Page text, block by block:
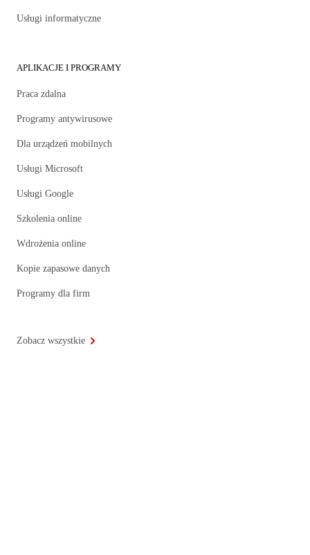
Usługi informatyczne
APLIKACJE I PROGRAMY
Praca zdalna
Programy antywirusowe
Dla urządzeń mobilnych
Usługi Microsoft
Usługi Google
Szkolenia online
Wdrożenia online
Kopie zapasowe danych
Programy dla firm
Zobacz wszystkie